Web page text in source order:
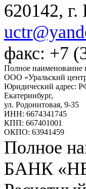
620142,
факс: +7
Полное наименование
ООО «Уральский центр
Юридический адрес:
Екатеринбург,
ул. Родонитовая, 9-35
ИНН: 6674341745
КПП: 667401001
ОКПО: 63941459
Полное
БАНК